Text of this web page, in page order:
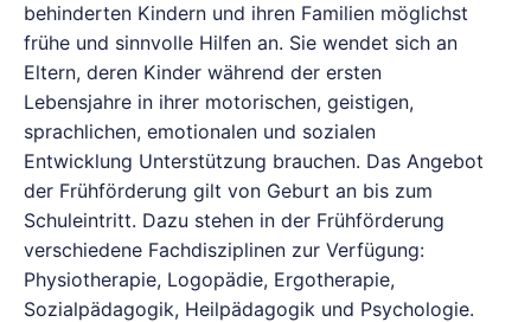
behinderten Kindern und ihren Familien möglichst
frühe und sinnvolle Hilfen an. Sie wendet sich an
Eltern, deren Kinder während der ersten
Lebensjahre in ihrer motorischen, geistigen,
sprachlichen, emotionalen und sozialen
Entwicklung Unterstützung brauchen. Das Angebot
der Frühförderung gilt von Geburt an bis zum
Schuleintritt. Dazu stehen in der Frühförderung
verschiedene Fachdisziplinen zur Verfügung:
Physiotherapie, Logopädie, Ergotherapie,
Sozialpädagogik, Heilpädagogik und Psychologie.